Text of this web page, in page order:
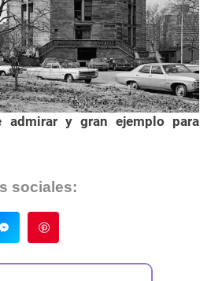
admirar y gran ejemplo para
sociales: